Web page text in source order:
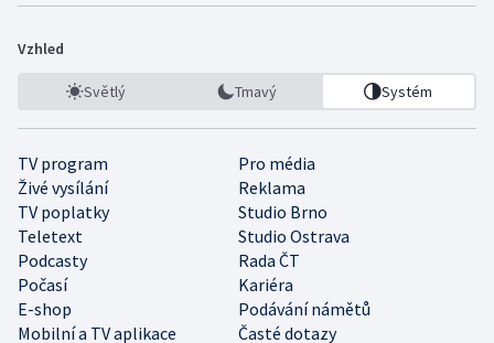
Vzhled
Světlý Tmavý Systém
TV program
Pro média
Živé vysílání
Reklama
TV poplatky
Studio Brno
Teletext
Studio Ostrava
Podcasty
Rada ČT
Počasí
Kariéra
E-shop
Podávání námětů
Mobilní a TV aplikace
Časté dotazy